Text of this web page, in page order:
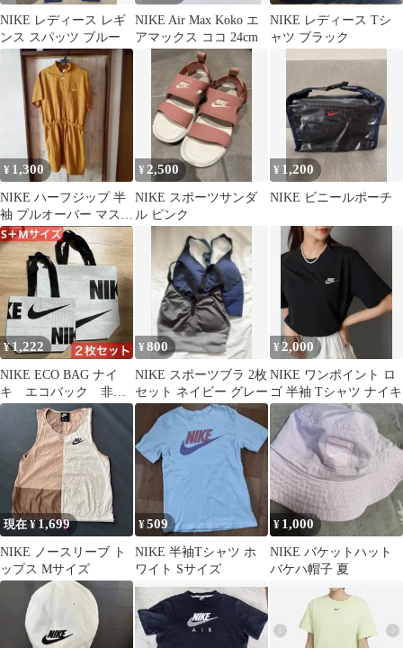
NIKE レディース レギ
ンス スパッツ ブルー
NIKE Air Max Koko エ
アマックス ココ 24cm
NIKE レディース Tシ
ャツ ブラック
¥ 1,300
NIKE ハーフジップ 半
袖 プルオーバー マスタ
ード XL
¥ 2,500
NIKE スポーツサンダ
ル ピンク
¥ 1,200
NIKE ビニールポーチ
¥1,222
NIKE ECO BAG ナイ
キ エコバック 非売
品 即発送可能 白
ホワイト
¥800
NIKE スポーツブラ 2枚
セット ネイビー グレー
¥2,000
NIKE ワンポイント ロ
ゴ 半袖 Tシャツ ナイキ
現在 ¥1,699
NIKE ノースリーブ ト
ップス Mサイズ
¥509
NIKE 半袖Tシャツ ホ
ワイト Sサイズ
¥ 1,000
NIKE バケットハット
バケハ帽子 夏